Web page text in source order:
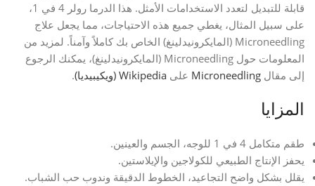
قابلة للتبديل لتعدد الاستخدامات الأمثل. هذا الدرما رولر 4 في 1،
على سبيل المثال، يغطي جميع هذه الاحتياجات، مما يجعل علاج
Microneedling (المايكرونيدلينغ) الخاص بك كاملاً وآمناً. لمزيد من
المعلومات حول Microneedling (المايكرونيدلينغ)، يمكنك الرجوع
إلى مقال Microneedling على Wikipedia (ويكيبيديا) .
المزايا
طقم متكامل 4 في 1 للوجه، الجسم والعينين.
يحفز الإنتاج الطبيعي للكولاجين والإيلاستين.
يقلل بشكل واضح التجاعيد، الخطوط الدقيقة وندوب حب الشباب.